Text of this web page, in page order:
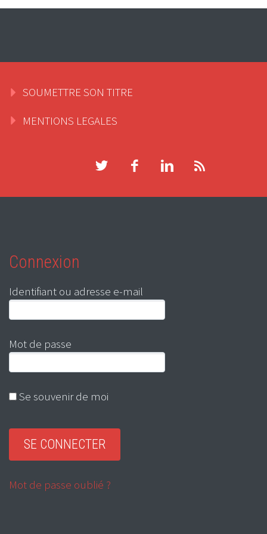
SOUMETTRE SON TITRE
MENTIONS LEGALES
Connexion
Identifiant ou adresse e-mail
Mot de passe
Se souvenir de moi
Mot de passe oublié ?